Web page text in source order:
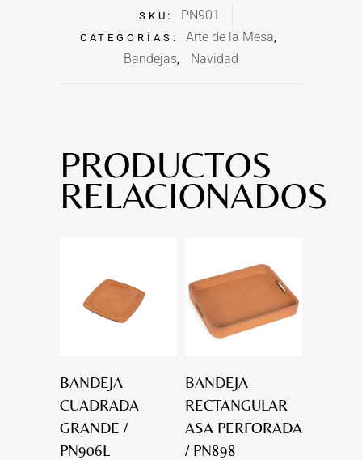
SKU: PN901
CATEGORÍAS: Arte de la Mesa,
Bandejas, Navidad
PRODUCTOS
RELACIONADOS
BANDEJA
CUADRADA
GRANDE /
PN906L
BANDEJA
RECTANGULAR
ASA PERFORADA
/ PN898